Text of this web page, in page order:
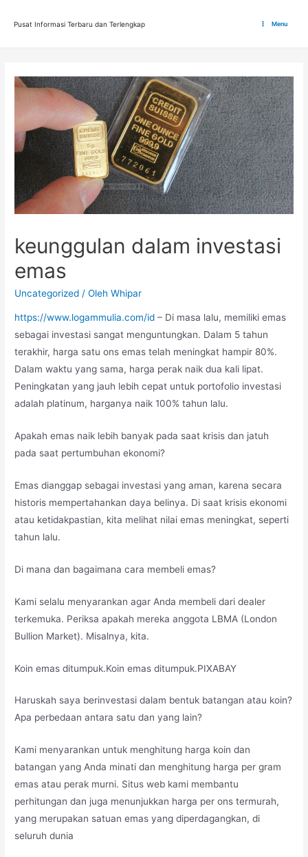
Pusat Informasi Terbaru dan Terlengkap Menu
keunggulan dalam investasi
emas
Uncategorized / OlehWhipar
https://www.logammulia.com/id – Di masa lalu, memiliki emas
sebagai investasi sangat menguntungkan. Dalam 5 tahun
terakhir, harga satu ons emas telah meningkat hampir 80%.
Dalam waktu yang sama, harga perak naik dua kali lipat.
Peningkatan yang jauh lebih cepat untuk portofolio investasi
adalah platinum, harganya naik 100% tahun lalu.
Apakah emas naik lebih banyak pada saat krisis dan jatuh
pada saat pertumbuhan ekonomi?
Emas dianggap sebagai investasi yang aman, karena secara
historis mempertahankan daya belinya. Di saat krisis ekonomi
atau ketidakpastian, kita melihat nilai emas meningkat, seperti
tahun lalu.
Di mana dan bagaimana cara membeli emas?
Kami selalu menyarankan agar Anda membeli dari dealer
terkemuka. Periksa apakah mereka anggota LBMA (London
Bullion Market). Misalnya, kita.
Koin emas ditumpuk.Koin emas ditumpuk.PIXABAY
Haruskah saya berinvestasi dalam bentuk batangan atau koin?
Apa perbedaan antara satu dan yang lain?
Kami menyarankan untuk menghitung harga koin dan
batangan yang Anda minati dan menghitung harga per gram
emas atau perak murni. Situs web kami membantu
perhitungan dan juga menunjukkan harga per ons termurah,
yang merupakan satuan emas yang diperdagangkan, di
seluruh dunia